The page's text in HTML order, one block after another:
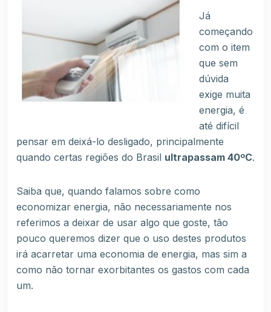
Já
começando
com o item
que sem
dúvida
exige muita
energia, é
até difícil
pensar em deixá-lo desligado, principalmente
quando certas regiões do Brasil ultrapassam 40ºC.
Saiba que, quando falamos sobre como
economizar energia, não necessariamente nos
referimos a deixar de usar algo que goste, tão
pouco queremos dizer que o uso destes produtos
irá acarretar uma economia de energia, mas sim a
como não tornar exorbitantes os gastos com cada
um.